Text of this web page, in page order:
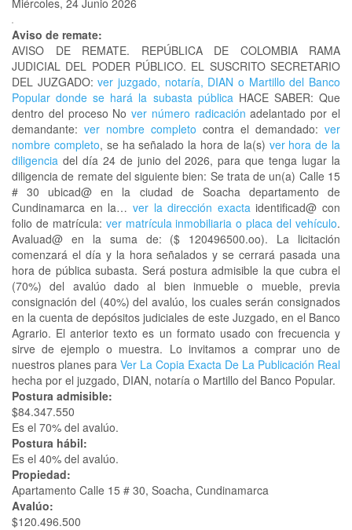
Miércoles, 24 Junio 2026
Aviso de remate:
AVISO DE REMATE. REPÚBLICA DE COLOMBIA RAMA
JUDICIAL DEL PODER PÚBLICO. EL SUSCRITO SECRETARIO
DEL JUZGADO: ver juzgado, notaría, DIAN o Martillo del Banco
Popular donde se hará la subasta públicaHACE SABER: Que
dentro del proceso Nover número radicación adelantado por el
demandante: ver nombre completo contra el demandado: ver
nombre completo, se ha señalado la hora de la(s) ver hora de la
diligencia del día 24 de junio del 2026, para que tenga lugar la
diligencia de remate del siguiente bien: Se trata de un(a) Calle 15
# 30 ubicad@ en la ciudad de Soacha departamento de
Cundinamarca en la… ver la dirección exactaidentificad@ con
folio de matrícula: ver matrícula inmobiliaria o placa del vehículo.
Avaluad@ en la suma de: ($ 120496500.oo). La licitación
comenzará el día y la hora señalados y se cerrará pasada una
hora de pública subasta. Será postura admisible la que cubra el
(70%) del avalúo dado al bien inmueble o mueble, previa
consignación del (40%) del avalúo, los cuales serán consignados
en la cuenta de depósitos judiciales de este Juzgado, en el Banco
Agrario. El anterior texto es un formato usado con frecuencia y
sirve de ejemplo o muestra. Lo invitamos a comprar uno de
nuestros planes para Ver La Copia Exacta De La Publicación Real
hecha por el juzgado, DIAN, notaría o Martillo del Banco Popular.
Postura admisible:
$84.347.550
Es el 70% del avalúo.
Postura hábil:
Es el 40% del avalúo.
Propiedad:
Apartamento Calle 15 # 30, Soacha, Cundinamarca
Avalúo:
$120.496.500